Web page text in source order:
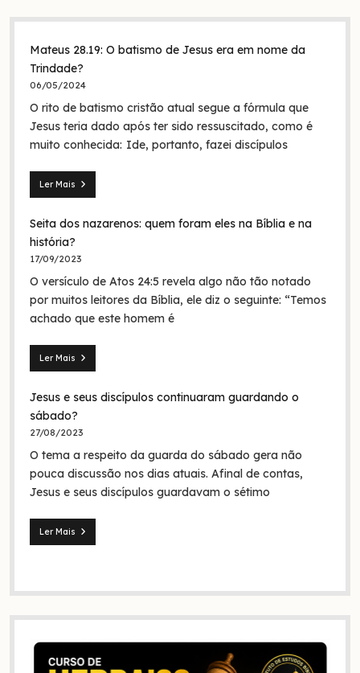
Mateus 28.19: O batismo de Jesus era em nome da
Trindade?
06/05/2024
O rito de batismo cristão atual segue a fórmula que
Jesus teria dado após ter sido ressuscitado, como é
muito conhecida: Ide, portanto, fazei discípulos
Ler Mais
Mateus
O
batismo
de
era
em
nome
Seita dos nazarenos: quem foram eles na Bíblia e na
história?
17/09/2023
O versículo de Atos 24:5 revela algo não tão notado
por muitos leitores da Bíblia, ele diz o seguinte: “Temos
achado que este homem é
Ler Mais
Seita
nazarenos:
quem
foram
na
Bíblia
Jesus e seus discípulos continuaram guardando o
sábado?
27/08/2023
O tema a respeito da guarda do sábado gera não
pouca discussão nos dias atuais. Afinal de contas,
Jesus e seus discípulos guardavam o sétimo
Ler Mais
Jesus
sábado?